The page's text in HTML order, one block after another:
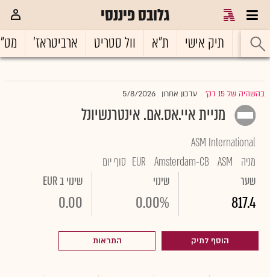
גלובס פיננסי
ראשי תיק אישי ת"א וול סטריט ארביטראז'
בהשהיה של 15 דק' עדכון אחרון 5/8/2026
מניית איי.אס.אם. אינטרנשיונל
ASM International
מניה
ASM
Amsterdam-CB
EUR סוף יום
שער
817.4
שינוי
0.00%
שינוי ב EUR
0.00
הוסף לתיק התראות